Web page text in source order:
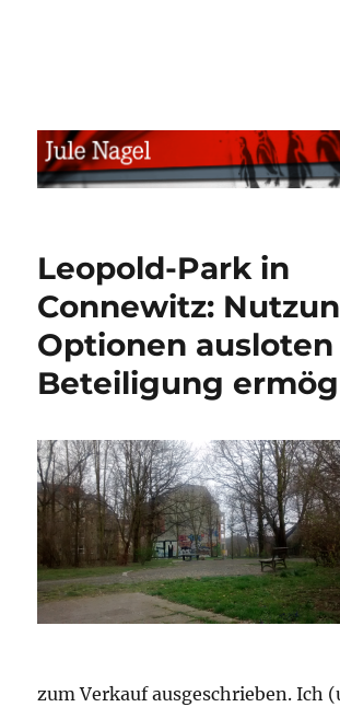
Leopold-Park in
Connewitz:
Optionen
Beteiligung
zum Verkauf ausgeschrieben. Ich